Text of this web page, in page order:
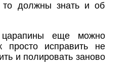
то должны знать и об
царапины еще можно
просто исправить не
и полировать заново